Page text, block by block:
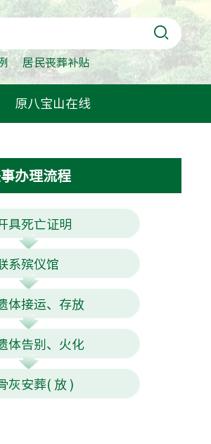
居民丧葬补贴
原八宝山在线
办理流程
具死亡证明
系殡仪馆
体接运、存放
体告别、火化
灰安葬( 放 )